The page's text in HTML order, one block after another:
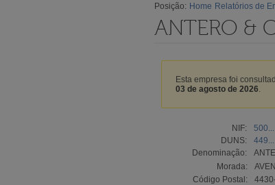
Posição: Home Relatórios de
ANTERO &
Esta empresa foi
03 de agosto de 2026
NIF:
500...
DUNS:
449...
Denominação:
Morada:
Código Postal: